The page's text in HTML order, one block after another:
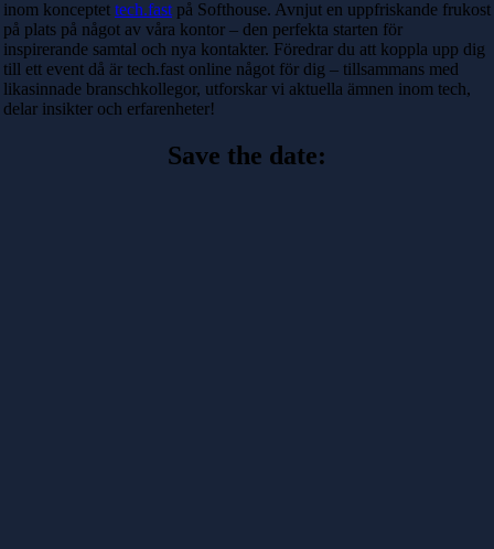
inom konceptet tech.fast på Softhouse. Avnjut en uppfriskande frukost
på plats på något av våra kontor – den perfekta starten för
inspirerande samtal och nya kontakter. Föredrar du att koppla upp dig
till ett event då är tech.fast online något för dig – tillsammans med
likasinnade branschkollegor, utforskar vi aktuella ämnen inom tech,
delar insikter och erfarenheter!
Save the date: